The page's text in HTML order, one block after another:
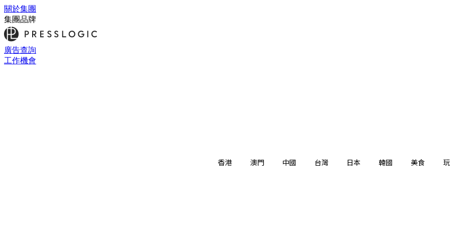
關於集團
集團品牌
廣告查詢
工作機會
香港 澳門 中國 台灣 日本 韓國 美食